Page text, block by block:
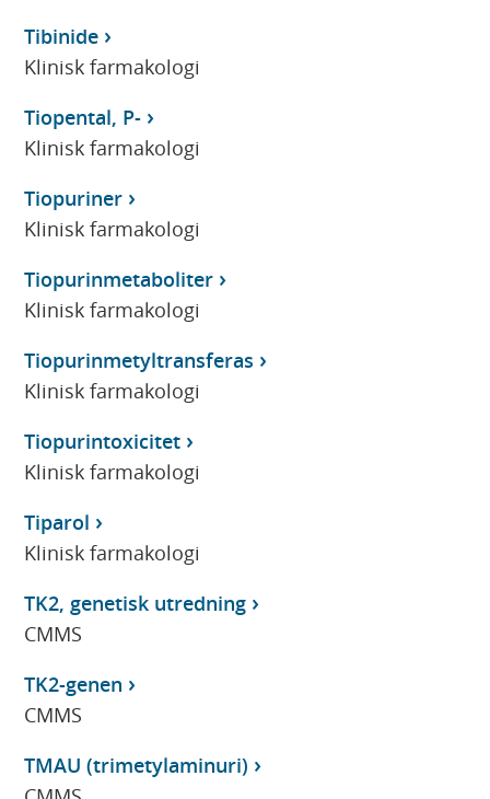
Tibinide
Klinisk farmakologi
Tiopental, P-
Klinisk farmakologi
Tiopuriner
Klinisk farmakologi
Tiopurinmetaboliter
Klinisk farmakologi
Tiopurinmetyltransferas
Klinisk farmakologi
Tiopurintoxicitet
Klinisk farmakologi
Tiparol
Klinisk farmakologi
TK2, genetisk utredning
CMMS
TK2-genen
CMMS
TMAU (trimetylaminuri)